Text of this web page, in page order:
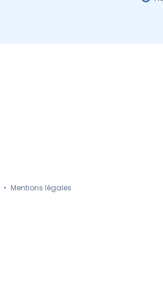
• Mentions légales